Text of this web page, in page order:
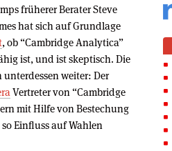
früherer Berater Steve
hat sich auf Grundlage
, ob “Cambridge Analytica”
ist, und ist skeptisch. Die
weiter: Der
Vertreter von “Cambridge
mit Hilfe von Bestechung
Einfluss auf Wahlen